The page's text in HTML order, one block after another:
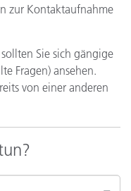
zur Kontaktaufnahme
Sie sich gängige
Fragen) ansehen.
von einer anderen